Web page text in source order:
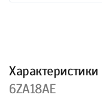
Характеристики
6ZA18AE